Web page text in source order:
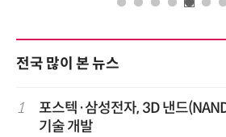
전국 많이 본 뉴스
1
포스텍·삼성전자, 3D 낸드
기술 개발